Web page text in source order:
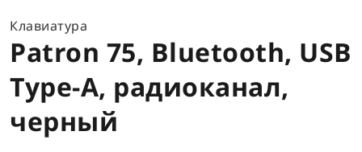
Клавиатура
Patron 75, Bluetooth, USB
Type-A, радиоканал,
черный